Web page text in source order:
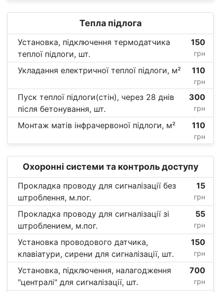
Тепла підлога
Установка, підключення термодатчика
теплої підлоги, шт.
150
грн
Укладання електричної теплої підлоги, м² 110
грн
Пуск теплої підлоги(стін), через 28 днів
після бетонування, шт.
300
грн
Монтаж матів інфрачервоної підлоги, м² 110
грн
Охоронні системи та контроль доступу
Прокладка проводу для сигналізації без
штроблення, м.пог.
15
грн
Прокладка проводу для сигналізації зі
штроблением, м.пог.
55
грн
Установка проводового датчика,
клавіатури, сирени для сигналізації, шт.
150
грн
Установка, підключення, налагодження
"централі" для сигналізації, шт.
700
грн